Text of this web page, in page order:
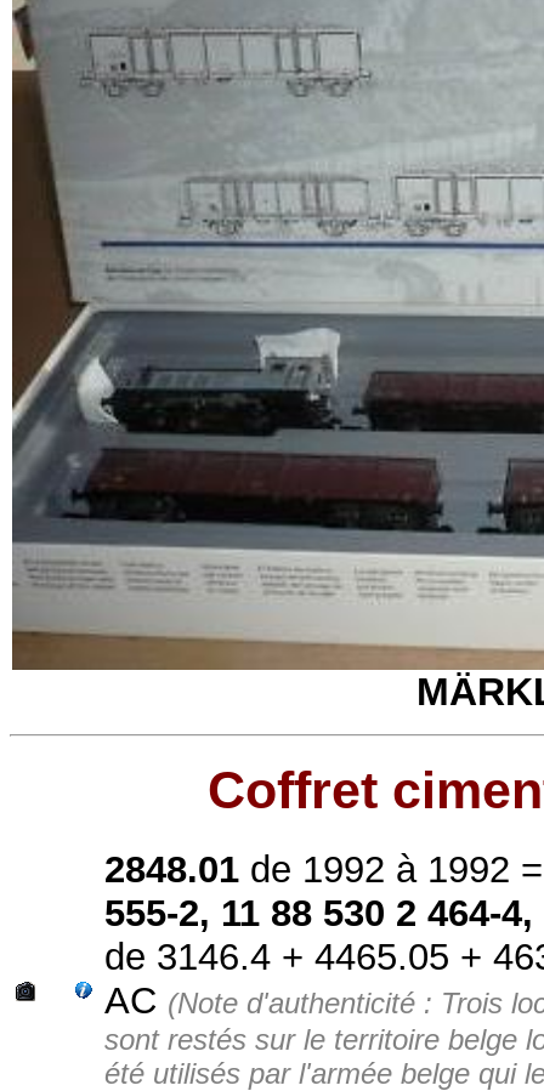
Coffret
2848.01 de 1992 à 1992
555-2, 11 88 530 2 464-
de 3146.4 + 4465.05 +
AC (Note d'authenticité : Trois
sont restés sur le territoire belge
été utilisés par l'armée belge qui